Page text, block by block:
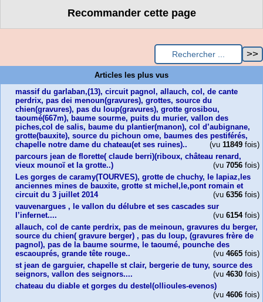
Recommander cette page
Articles les plus vus
massif du garlaban,(13), circuit pagnol, allauch, col, de cante
perdrix, pas dei menoun(gravures), grottes, source du
chien(gravures), pas du loup(gravures), grotte grosibou,
taoumé(667m), baume sourme, puits du murier, vallon des
piches,col de salis, baume du plantier(manon), col d’aubignane,
grotte(bauxite), source du pichoun ome, baumes des pestiférés,
chapelle notre dame du chateau(et ses ruines)..
(vu 11849 fois)
parcours jean de florette( claude berri)(riboux, château renard,
vieux mounoï et la grotte..)
(vu 7056 fois)
Les gorges de caramy(TOURVES), grotte de chuchy, le lapiaz,les
anciennes mines de bauxite, grotte st michel,le,pont romain et
circuit du 3 juillet 2014
(vu 6356 fois)
vauvenargues , le vallon du délubre et ses cascades sur
l’infernet....
(vu 6154fois)
allauch, col de cante perdrix, pas de meinoun, gravures du berger,
source du chien( gravure berger) , pas du loup, (gravures frère de
pagnol), pas de la baume sourme, le taoumé, pounche des
escaouprés, grande tête rouge..
(vu 4665 fois)
st jean de garguier, chapelle st clair, bergerie de tuny, source des
seignors, vallon des seignors....
(vu 4630 fois)
chateau du diable et gorges du destel(ollioules-evenos)
(vu 4606 fois)